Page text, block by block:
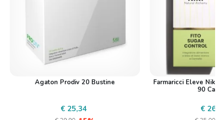
Agaton Prodiv 20 Bustine
€ 25,34
Farmaricci Eleve
90
€